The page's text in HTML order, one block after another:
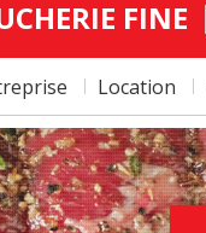
FINE
Location